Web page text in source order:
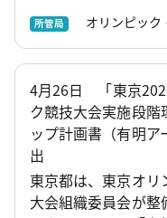
所管局 オリンピック
4月26日 「東京
ク競技大会実施段階
ップ計画書（有明
出
東京都は、東京オ
大会組織委員会が